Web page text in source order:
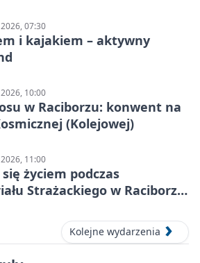
07:30
i kajakiem – aktywny
10:00
w Raciborzu: konwent na
(Kolejowej)
11:00
życiem podczas
Strażackiego w Raciborzu
Kolejne wydarzenia